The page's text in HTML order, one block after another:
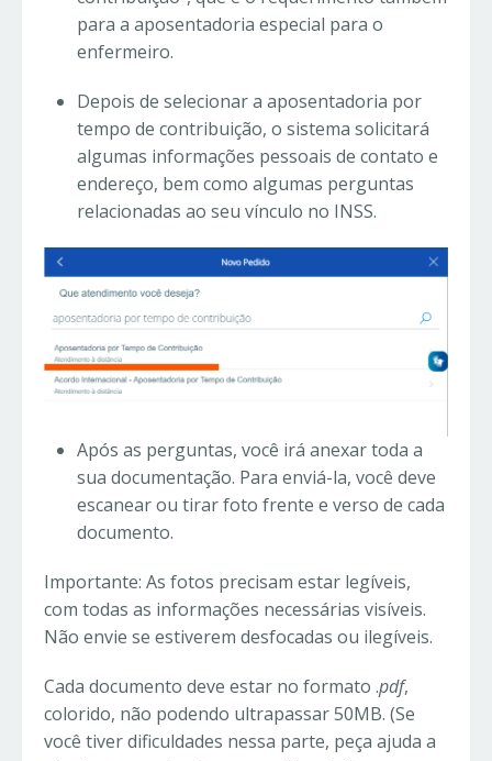
para a aposentadoria especial para o
enfermeiro.
Depois de selecionar a aposentadoria por
tempo de contribuição, o sistema solicitará
algumas informações pessoais de contato e
endereço, bem como algumas perguntas
relacionadas ao seu vínculo no INSS.
Após as perguntas, você irá anexar toda a
sua documentação. Para enviá-la, você deve
escanear ou tirar foto frente e verso de cada
documento.
Importante: As fotos precisam estar legíveis,
com todas as informações necessárias visíveis.
Não envie se estiverem desfocadas ou ilegíveis.
Cada documento deve estar no formato .pdf,
colorido, não podendo ultrapassar 50MB. (Se
você tiver dificuldades nessa parte, peça ajuda a